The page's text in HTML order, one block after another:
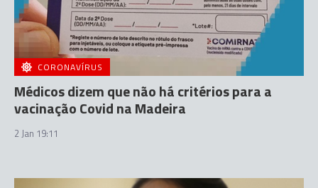
CORONAVÍRUS
Médicos dizem que não há critérios para a
vacinação Covid na Madeira
2 Jan 19:11